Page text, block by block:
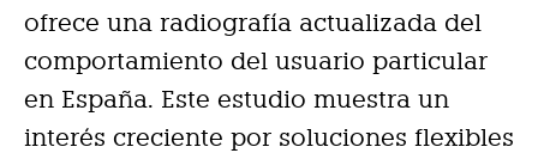
ofrece una radiografía actualizada del
comportamiento del usuario particular
en España. Este estudio muestra un
interés creciente por soluciones flexibles